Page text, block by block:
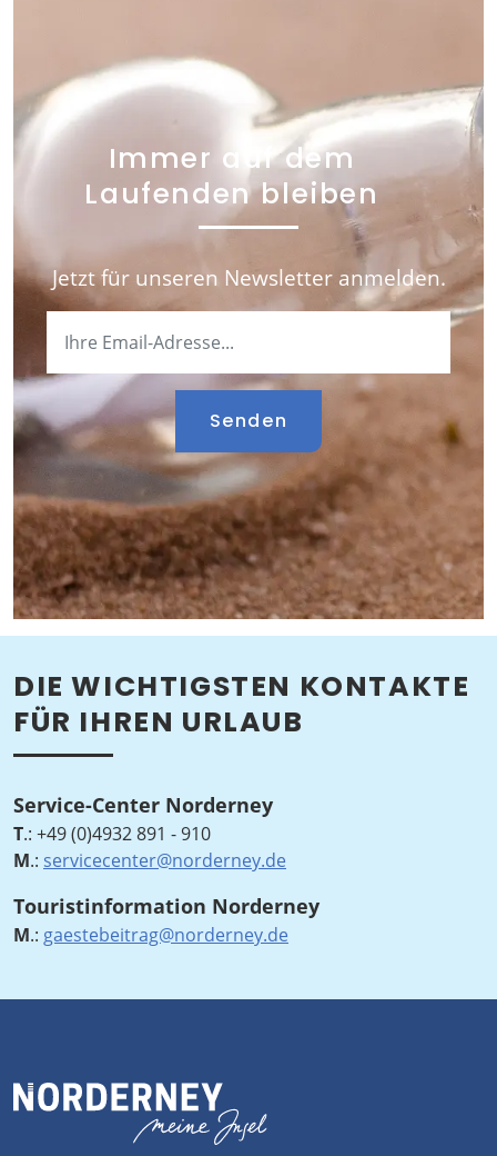
Immer auf dem
Laufenden bleiben
Jetzt für unseren Newsletter anmelden.
Senden
DIE WICHTIGSTEN KONTAKTE
FÜR IHREN URLAUB
Service-Center Norderney
T.: +49 (0)4932 891 - 910
M.: servicecenter@norderney.de
Touristinformation Norderney
M.: gaestebeitrag@norderney.de